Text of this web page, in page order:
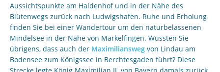
Aussichtspunkte am Haldenhof und in der Nähe des
Blütenwegs zurück nach Ludwigshafen. Ruhe und Erholung
finden Sie bei einer Wandertour um den naturbelassenen
Mindelsee in der Nähe von Markelfingen. Wussten Sie
übrigens, dass auch der Maximiliansweg von Lindau am
Bodensee zum Königssee in Berchtesgaden führt? Diese